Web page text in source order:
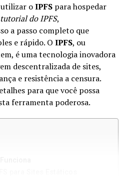
utilizar oIPFSpara hospedar
tutorial do IPFS,
a passo completo que
e rápido. O IPFS, ou
é uma tecnologia inovadora
descentralizada de sites,
e resistência a censura.
para que você possa
ferramenta poderosa.